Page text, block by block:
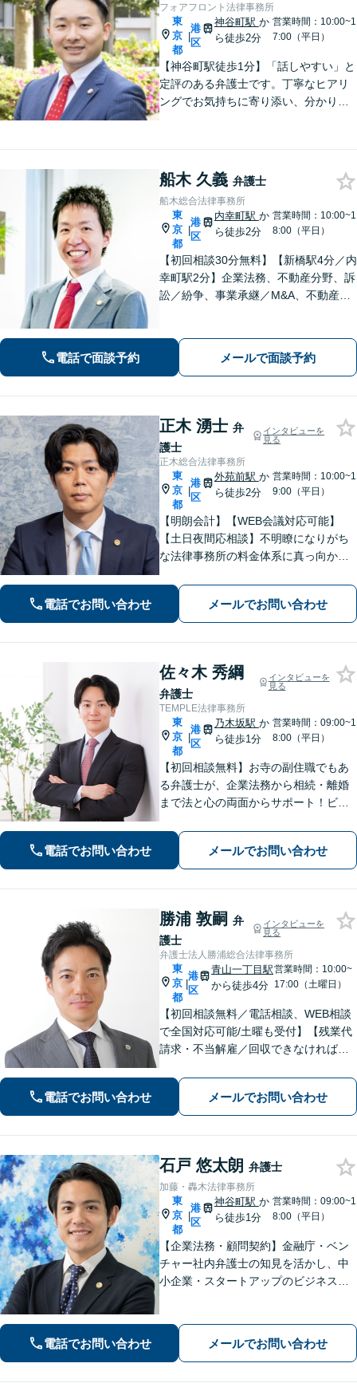
フォアフロント法律事務所
東
京
都
|
港
区
神谷町駅 か
ら徒歩2分
営業時間：10:00~1
7:00（平日）
【神谷町駅徒歩1分】「話しやすい」と
定評のある弁護士です。丁寧なヒアリ
ングでお気持ちに寄り添い、分かりや
など、難しい事案も諦めずにまずはご
相談ください。【web面談可能】
船木 久義 弁護士
船木総合法律事務所
東
京
都
|
港
区
内幸町駅 か
ら徒歩2分
営業時間：10:00~1
8:00（平日）
【初回相談30分無料】【新橋駅4分／内
幸町駅2分】企業法務、不動産分野、訴
訟／紛争、事業承継／M&A、不動産相
運用会社へ出向経験あり】【ビデオ面
談可】【夜間休日相談可】
電話で面談予約 メールで面談予約
正木 湧士 弁
護士
インタビューを
見る
正木総合法律事務所
東
京
都
|
港
区
外苑前駅 か
ら徒歩2分
営業時間：10:00~1
9:00（平日）
【明朗会計】【WEB会議対応可能】
【土日夜間応相談】不明瞭になりがち
な法律事務所の料金体系に真っ向から
だきます。法律相談では、顧客目線を
徹底し、分かりやすい説明を行いま
す。
電話でお問い合わせ メールでお問い合わせ
佐々木 秀綱
弁護士
インタビューを
見る
TEMPLE法律事務所
東
京
都
|
港
区
乃木坂駅 か
ら徒歩1分
営業時間：09:00~1
8:00（平日）
【初回相談無料】お寺の副住職でもあ
る弁護士が、企業法務から相続・離婚
まで法と心の両面からサポート！ビジ
の顧問契約も大歓迎。圧倒的な話しや
すさで悩みを丸ごと受け止めます。お
気軽にご相談ください【web面談対
応】
電話でお問い合わせ メールでお問い合わせ
勝浦 敦嗣 弁
護士
インタビューを
見る
弁護士法人勝浦総合法律事務所
東
京
都
|
港
区
青山一丁目駅
から徒歩4分
営業時間：10:00~
17:00（土曜日）
【初回相談無料／電話相談、WEB相談
で全国対応可能/土曜も受付】【残業代
請求・不当解雇／回収できなければ報
残業代回収実績7.5億円
電話でお問い合わせ メールでお問い合わせ
石戸 悠太朗 弁護士
加藤・轟木法律事務所
東
京
都
|
港
区
神谷町駅 か
ら徒歩1分
営業時間：09:00~1
8:00（平日）
【企業法務・顧問契約】金融庁・ベン
チャー社内弁護士の知見を活かし、中
小企業・スタートアップのビジネスを
げ、AI・労務等の推進から紛争・不祥
事・当局対応まで全般サポート。
電話でお問い合わせ メールでお問い合わせ